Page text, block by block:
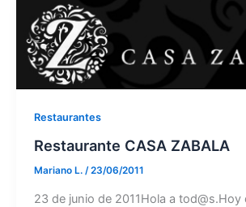
Restaurantes
Restaurante CASA ZABALA
Mariano L. /23/06/2011
23 de junio de 2011Hola a tod@s.Hoy